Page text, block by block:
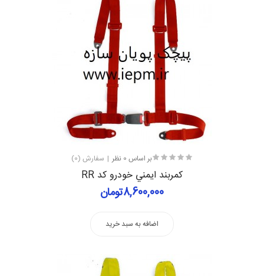
بر اساس 0 نظر سفارش (0)
كمربند ايمني خودرو کد RR
8,600,000تومان
اضافه به سبد خرید